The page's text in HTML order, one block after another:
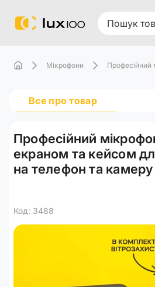
Мікрофони Професійний
Все про товар
Професійний
екраном та кейсом
на телефон та камеру
Код: 3488